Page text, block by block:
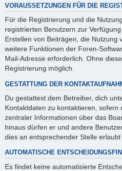
VORAUSSETZUNGEN FÜR DIE
Für die Registrierung und die
registrierten Benutzern zur
Erstellen von Beiträgen, die Nutzung
weitere Funktionen der Foren-
Mail-Adresse erforderlich. Ohne
Registrierung möglich.
GESTATTUNG DER
Du gestattest dem Betreiber, dich
Kontaktdaten zu kontaktieren, sofern
zentraler Informationen über das
hinaus dürfen er und andere
dies an entsprechender Stelle erlaubt
AUTOMATISCHE
Es findet keine automatisierte